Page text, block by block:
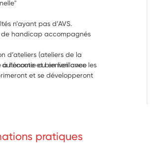
n’ayant pas d’AVS.
de handicap accompagnés
d’ateliers (ateliers de la
ou en lien avec les
l’écoute et bienveillance
et se développeront
pratiques